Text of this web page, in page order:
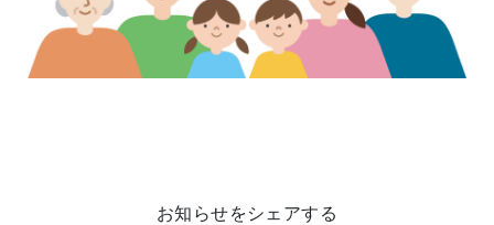
お知らせをシェアする